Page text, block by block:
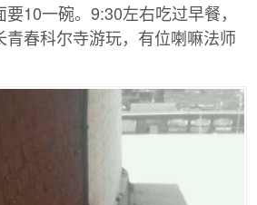
10一碗。9:30左右吃过早餐，
春科尔寺游玩，有位喇嘛法师